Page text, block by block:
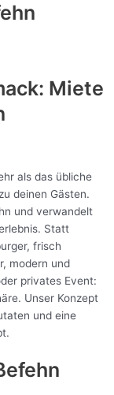
Miete
als das übliche
deinen Gästen.
und verwandelt
Statt
frisch
modern und
privates Event:
Unser Konzept
und eine